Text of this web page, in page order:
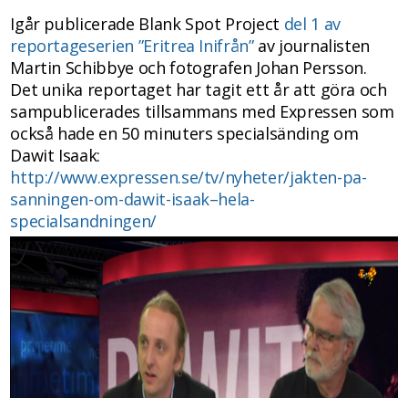
Igår publicerade Blank Spot Project del 1 av
reportageserien ”Eritrea Inifrån”av journalisten
Martin Schibbye och fotografen Johan Persson.
Det unika reportaget har tagit ett år att göra och
sampublicerades tillsammans med Expressen som
också hade en 50 minuters specialsänding om
Dawit Isaak:
http://www.expressen.se/tv/nyheter/jakten-pa-
sanningen-om-dawit-isaak–hela-
specialsandningen/